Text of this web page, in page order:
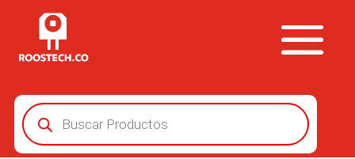
Búsqueda
de
productos